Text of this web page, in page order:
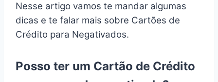
Nesse artigo vamos te mandar algumas
dicas e te falar mais sobre Cartões de
Crédito para Negativados.
Posso ter um Cartão de Crédito